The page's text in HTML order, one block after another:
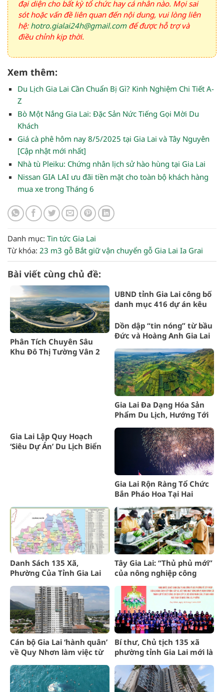
đại diện cho bất kỳ tổ chức hay cá nhân nào. Mọi sai
sót hoặc vấn đề liên quan đến nội dung, vui lòng liên
hệ: hotro.gialai24h@gmail.comđể được hỗ trợ và
điều chỉnh kịp thời.
Xem thêm:
Du Lịch Gia Lai Cần Chuẩn Bị Gì? Kinh Nghiệm Chi Tiết A-
Z
Bò Một Nắng Gia Lai: Đặc Sản Nức Tiếng Gọi Mời Du
Khách
Giá cà phê hôm nay 8/5/2025 tại Gia Lai và Tây Nguyên
[Cập nhật mới nhất]
Nhà tù Pleiku: Chứng nhân lịch sử hào hùng tại Gia Lai
Nissan GIA LAI ưu đãi tiền mặt cho toàn bộ khách hàng
mua xe trong Tháng 6
Danh mục: Tin tức Gia Lai
Từ khóa: 23 m3 gỗ Bắt giữ vận chuyển gỗ Gia Lai Ia Grai
Bài viết cùng chủ đề:
Phân Tích Chuyên Sâu
Khu Đô Thị Tường Vân 2
UBND tỉnh Gia Lai công bố
danh mục 416 dự án kêu
2030
Dồn dập “tin nóng” từ bầu
Đức và Hoàng Anh Gia Lai
Gia Lai Đa Dạng Hóa Sản
Phẩm Du Lịch, Hướng Tới
Gia Lai Lập Quy Hoạch
‘Siêu Dự Án’ Du Lịch Biển
Gia Lai Rộn Ràng Tổ Chức
Bắn Pháo Hoa Tại Hai
Danh Sách 135 Xã,
Phường Của Tỉnh Gia Lai
Tây Gia Lai: “Thủ phủ mới”
của nông nghiệp công
Cán bộ Gia Lai ‘hành quân’
về Quy Nhơn làm việc từ
nhà ở xã hội
Bí thư, Chủ tịch 135 xã
phường tỉnh Gia Lai mới là